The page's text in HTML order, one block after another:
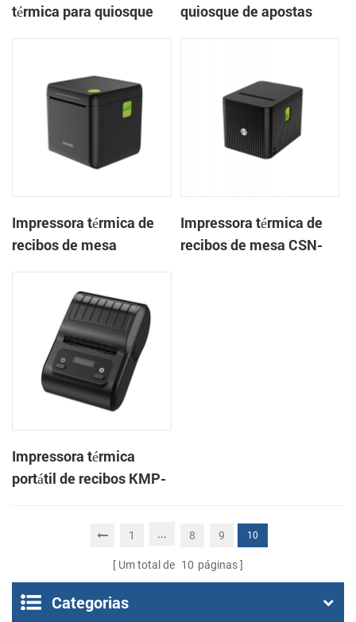
térmica para quiosque
mm para máquinas de
jogos
quiosque de apostas
de bilhetes térmicos
embutidos
Impressora térmica de
recibos de mesa
polegadas de alta
velocidade para POS e
entrega
Impressora térmica de
recibos de mesa CSN-
Impressora térmica
portátil de recibos KMP-
200 58 mm Bluetooth
1 ... 8 9 10
Um total de 10 páginas
Categorias